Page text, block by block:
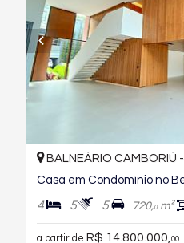
BALNEÁRIO CAMBORIÚ -
4 5 5 720,0m²
a partir de R$ 14.800.000,00